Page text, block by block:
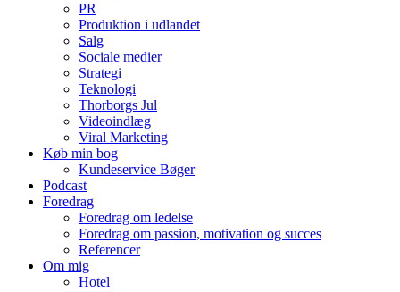
PR
Produktion i udlandet
Salg
Sociale medier
Strategi
Teknologi
Thorborgs Jul
Videoindlæg
Viral Marketing
Køb min bog
Kundeservice Bøger
Podcast
Foredrag
Foredrag om ledelse
Foredrag om passion, motivation og succes
Referencer
Om mig
Hotel